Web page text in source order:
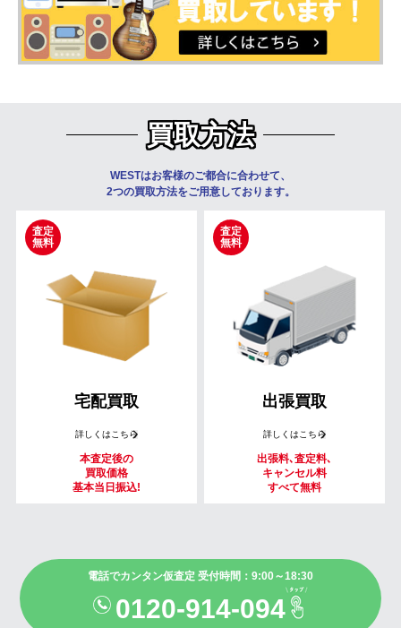
買取方法
WESTはお客様のご都合に合わせて、
2つの買取方法をご用意しております。
査定
無料
宅配買取
詳しくはこちら
本査定後の
買取価格
基本当日振込!
査定
無料
出張買取
詳しくはこちら
出張料､査定料､
キャンセル料
すべて無料
電話でカンタン仮査定 受付時間：9:00～18:30
0120-914-094